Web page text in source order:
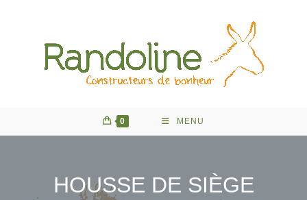
0 MENU
HOUSSE DE SIÈGE